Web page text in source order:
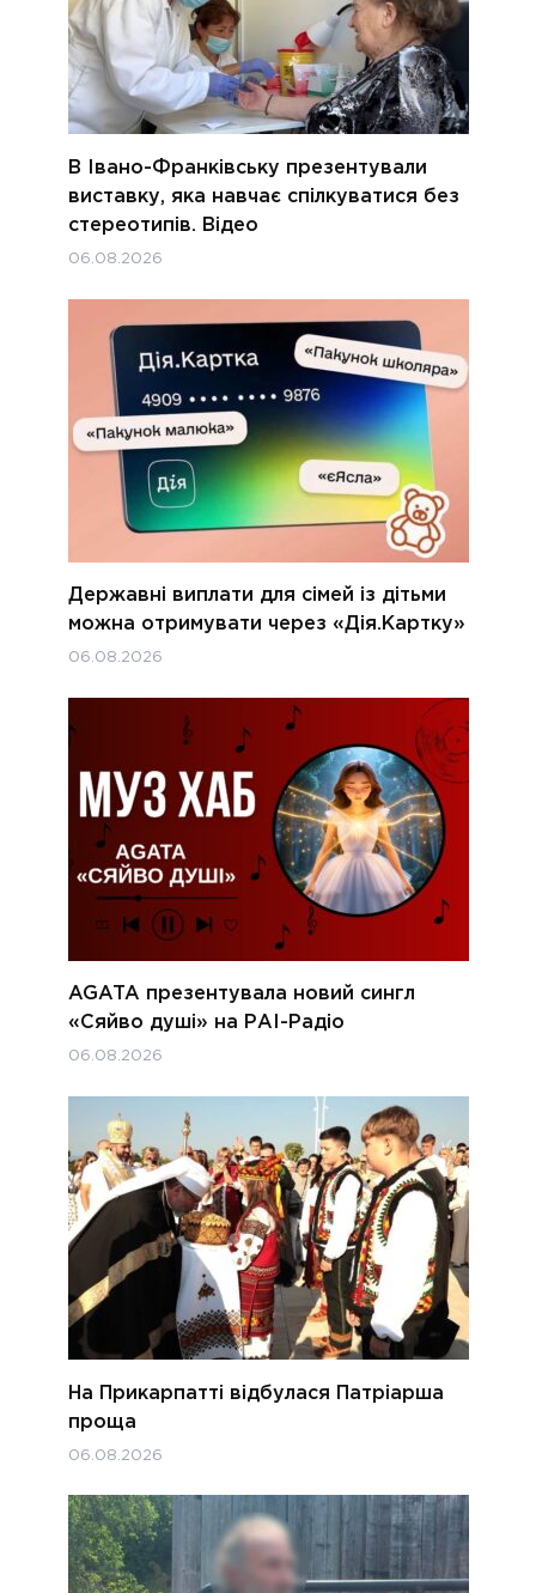
В Івано-Франківську презентували
виставку, яка навчає спілкуватися без
стереотипів. Відео
06.08.2026
Державні виплати для сімей із дітьми
можна отримувати через «Дія.Картку»
06.08.2026
AGATA презентувала новий сингл
«Сяйво душі» на РАІ-Радіо
06.08.2026
На Прикарпатті відбулася Патріарша
проща
06.08.2026